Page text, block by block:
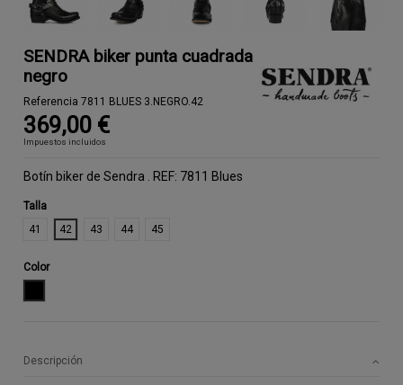
SENDRA biker punta cuadrada
negro
Referencia 7811 BLUES 3.NEGRO.42
369,00 €
Impuestos incluidos
Botín biker de Sendra . REF: 7811 Blues
Talla
41
42 43 44 45
Color
Descripción